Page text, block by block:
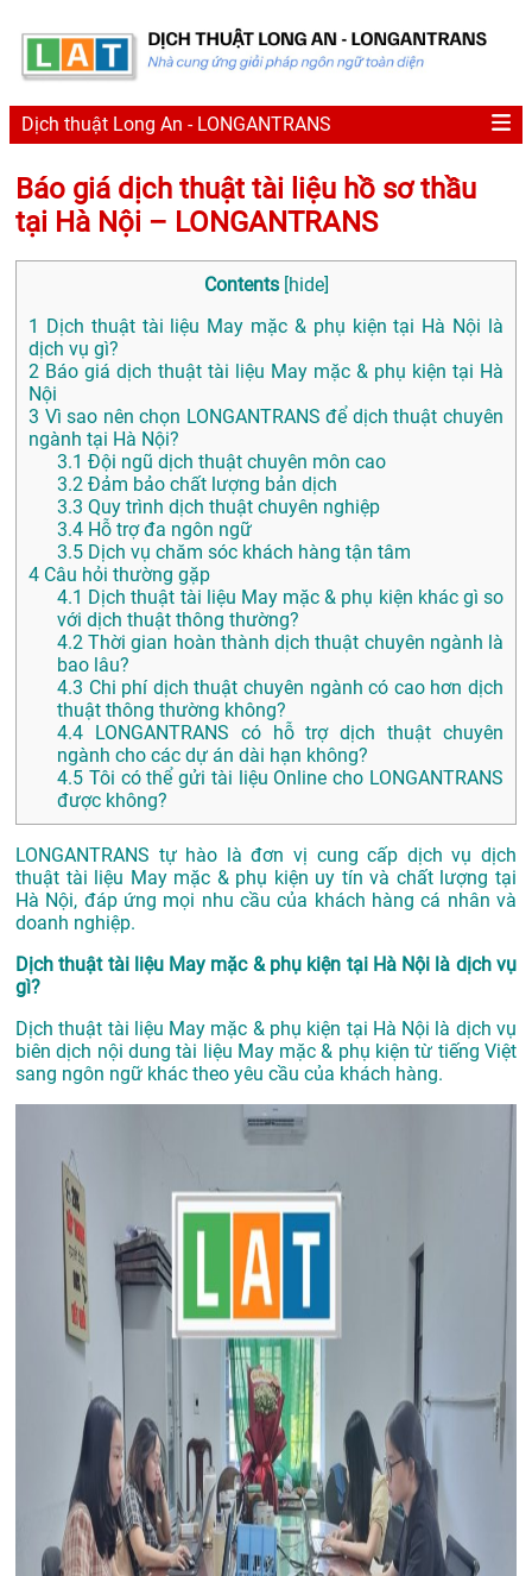
Dịch thuật Long An - LONGANTRANS
Báo giá dịch thuật tài liệu hồ sơ thầu
tại Hà Nội – LONGANTRANS
Contents [hide]
1
Dịch thuật tài liệu May mặc & phụ kiện tại Hà Nội là
dịch vụ gì?
2 Báo giá dịch thuật tài liệu May mặc & phụ kiện tại Hà
Nội
3 Vì sao nên chọn LONGANTRANS để dịch thuật chuyên
ngành tại Hà Nội?
3.1 Đội ngũ dịch thuật chuyên môn cao
3.2 Đảm bảo chất lượng bản dịch
3.3 Quy trình dịch thuật chuyên nghiệp
3.4 Hỗ trợ đa ngôn ngữ
3.5 Dịch vụ chăm sóc khách hàng tận tâm
4 Câu hỏi thường gặp
4.1 Dịch thuật tài liệu May mặc & phụ kiện khác gì so
với dịch thuật thông thường?
4.2 Thời gian hoàn thành dịch thuật chuyên ngành là
bao lâu?
4.3 Chi phí dịch thuật chuyên ngành có cao hơn dịch
thuật thông thường không?
4.4 LONGANTRANS có hỗ trợ dịch thuật chuyên
ngành cho các dự án dài hạn không?
4.5 Tôi có thể gửi tài liệu Online cho LONGANTRANS
được không?
LONGANTRANS tự hào là đơn vị cung cấp dịch vụ dịch
thuật tài liệu May mặc & phụ kiện uy tín và chất lượng tại
Hà Nội, đáp ứng mọi nhu cầu của khách hàng cá nhân và
doanh nghiệp.
Dịch thuật tài liệu May mặc & phụ kiện tại Hà Nội là dịch vụ
gì?
Dịch thuật tài liệu May mặc & phụ kiện tại Hà Nội là dịch vụ
biên dịch nội dung tài liệu May mặc & phụ kiện từ tiếng Việt
sang ngôn ngữ khác theo yêu cầu của khách hàng.